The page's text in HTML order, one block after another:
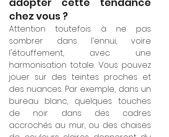
chez vous ?
Attention toutefois à ne pas
sombrer dans l'ennui, voire
l'étouffement, avec une
harmonisation totale. Vous pouvez
jouer sur des teintes proches et
des nuances. Par exemple, dans un
bureau blanc, quelques touches
de noir dans des cadres
accrochés au mur, ou des chaises